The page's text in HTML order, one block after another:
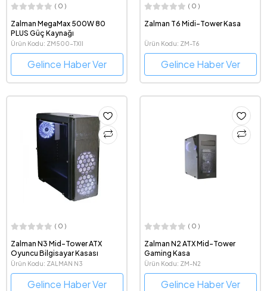
( 0 )
Zalman MegaMax 500W 80
PLUS Güç Kaynağı
Ürün Kodu: ZM500-TXII
Gelince Haber Ver
( 0 )
Zalman T6 Midi-Tower Kasa
Ürün Kodu: ZM-T6
Gelince Haber Ver
( 0 )
Zalman N3 Mid-Tower ATX
Oyuncu Bilgisayar Kasası
Ürün Kodu: ZALMAN N3
Gelince Haber Ver
( 0 )
Zalman N2 ATX Mid-Tower
Gaming Kasa
Ürün Kodu: ZM-N2
Gelince Haber Ver